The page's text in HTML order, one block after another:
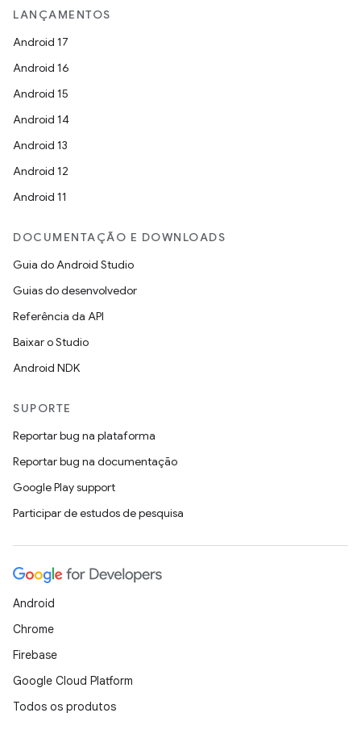
LANÇAMENTOS
Android 17
Android 16
Android 15
Android 14
Android 13
Android 12
Android 11
DOCUMENTAÇÃO E DOWNLOADS
Guia do Android Studio
Guias do desenvolvedor
Referência da API
Baixar o Studio
Android NDK
SUPORTE
Reportar bug na plataforma
Reportar bug na documentação
Google Play support
Participar de estudos de pesquisa
Android
Chrome
Firebase
Google Cloud Platform
Todos os produtos